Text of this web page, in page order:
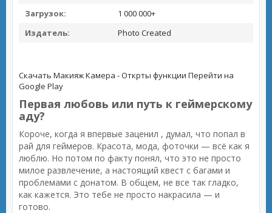
Загрузок:
1 000 000+
Издатель:
Photo Created
Скачать Макияж Камера - Открты функции Перейти на
Google Play
Первая любовь или путь к геймерскому
аду?
Короче, когда я впервые заценил , думал, что попал в
рай для геймеров. Красота, мода, фоточки — всё как я
люблю. Но потом по факту понял, что это не просто
милое развлечение, а настоящий квест с багами и
проблемами с донатом. В общем, не все так гладко,
как кажется. Это тебе не просто накрасила — и
готово.